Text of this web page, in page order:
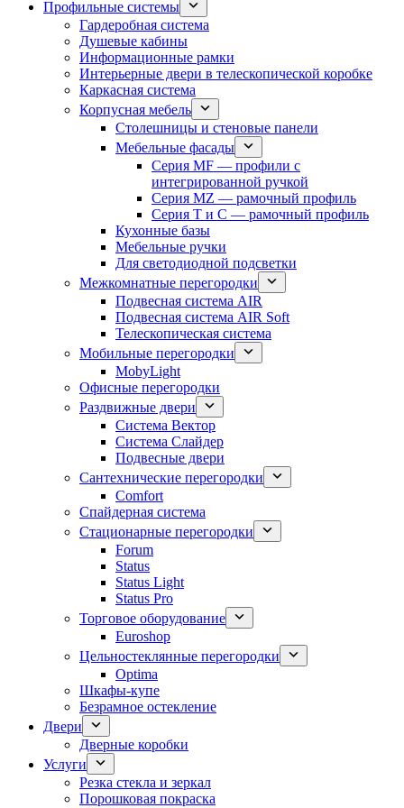
Профильные системы
Гардеробная система
Душевые кабины
Информационные рамки
Интерьерные двери в телескопической коробке
Каркасная система
Корпусная мебель
Столешницы и стеновые панели
Мебельные фасады
Серия MF — профили с
интегрированной ручкой
Серия MZ — рамочный профиль
Серия T и C — рамочный профиль
Кухонные базы
Мебельные ручки
Для светодиодной подсветки
Межкомнатные перегородки
Подвесная система AIR
Подвесная система AIR Soft
Телескопическая система
Мобильные перегородки
MobyLight
Офисные перегородки
Раздвижные двери
Система Вектор
Система Слайдер
Подвесные двери
Сантехнические перегородки
Comfort
Спайдерная система
Стационарные перегородки
Forum
Status
Status Light
Status Pro
Торговое оборудование
Euroshop
Цельностеклянные перегородки
Optima
Шкафы-купе
Безрамное остекление
Двери
Дверные коробки
Услуги
Резка стекла и зеркал
Порошковая покраска